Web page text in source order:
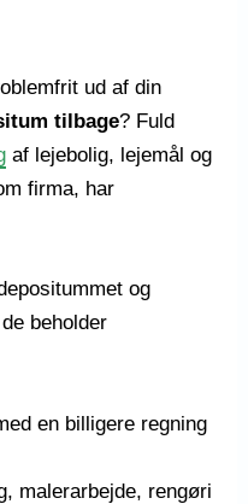
ud af din
tilbage? Fuld
af lejebolig, lejemål og
firma, har
og
beholder
en billigere regning
malerarbejde, rengøri